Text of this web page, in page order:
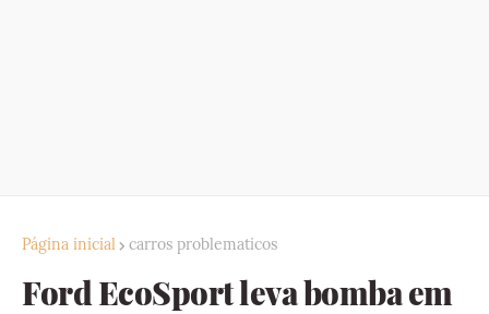
Página inicial carros problematicos
Ford EcoSport leva bomba em